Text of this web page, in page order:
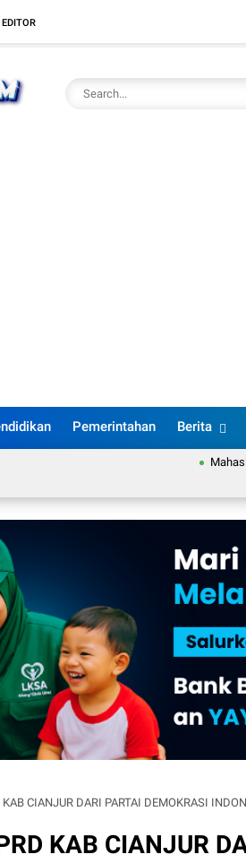
EDITOR
Pemerintahan Berita
Mahasiswa
CIANJUR DARI PARTAI DEMOKRASI INDONESIA
KAB CIANJUR